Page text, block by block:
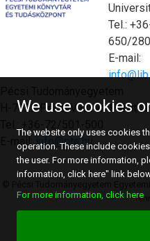
Tel.:
650/
E-mail:
H-7622 Pécs, Vasvári Pál utca
info@pte.hu
We use cookies
The website only uses cookies
operation. These include
the user. For more information,
information, click here" link
For more information, click here